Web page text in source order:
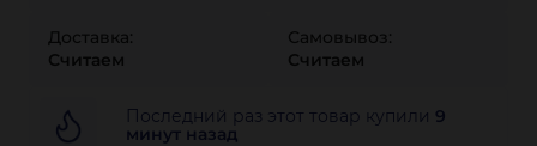
Доставка:
Считаем
Самовывоз:
Считаем
Последний раз этот товар купили 9
минут назад